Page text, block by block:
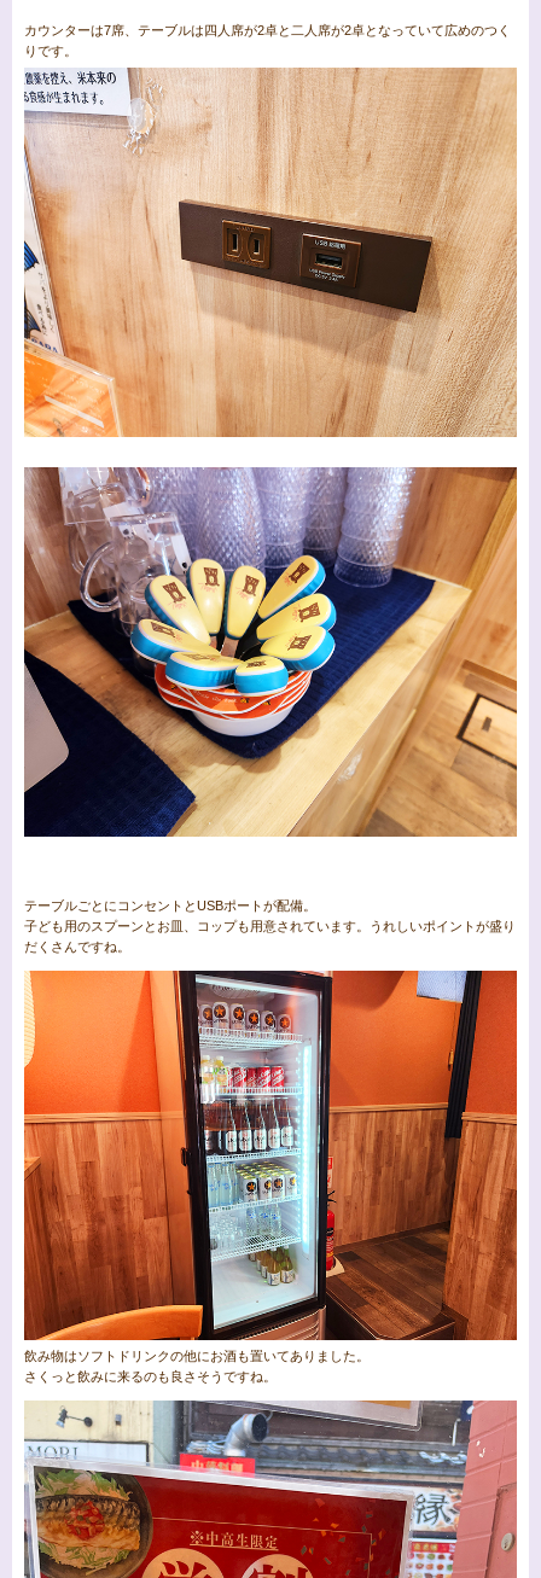
カウンターは7席、テーブルは四人席が2卓と二人席が2卓となっていて広めのつく
りです。
テーブルごとにコンセントとUSBポートが配備。
子ども用のスプーンとお皿、コップも用意されています。うれしいポイントが盛り
だくさんですね。
飲み物はソフトドリンクの他にお酒も置いてありました。
さくっと飲みに来るのも良さそうですね。